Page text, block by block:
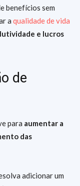
benefícios sem
a qualidade de vida
e lucros
de
para aumentar a
das
adicionar um